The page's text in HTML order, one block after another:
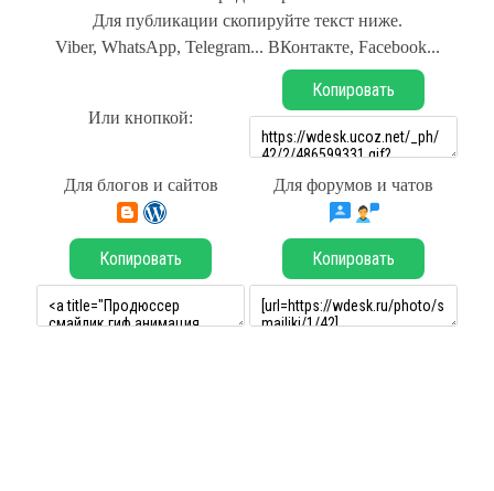
Для публикации скопируйте текст ниже.
Viber, WhatsApp, Telegram... ВКонтакте, Facebook...
Или кнопкой:
Копировать
Для блогов и сайтов Для форумов и чатов
Копировать Копировать